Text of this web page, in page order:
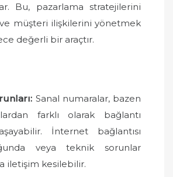
Bu, pazarlama stratejilerini
müşteri ilişkilerini yönetmek
değerli bir araçtır.
Sanal numaralar, bazen
farklı olarak bağlantı
İnternet bağlantısı
veya teknik sorunlar
iletişim kesilebilir.